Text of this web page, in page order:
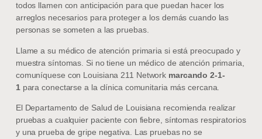
todos llamen con anticipación para que puedan hacer los
arreglos necesarios para proteger a los demás cuando las
personas se someten a las pruebas.
Llame a su médico de atención primaria si está preocupado y
muestra síntomas. Si no tiene un médico de atención primaria,
comuníquese con Louisiana 211 Network marcando 2-1-
1para conectarse a la clínica comunitaria más cercana.
El Departamento de Salud de Louisiana recomienda realizar
pruebas a cualquier paciente con fiebre, síntomas respiratorios
y una prueba de gripe negativa. Las pruebas no se